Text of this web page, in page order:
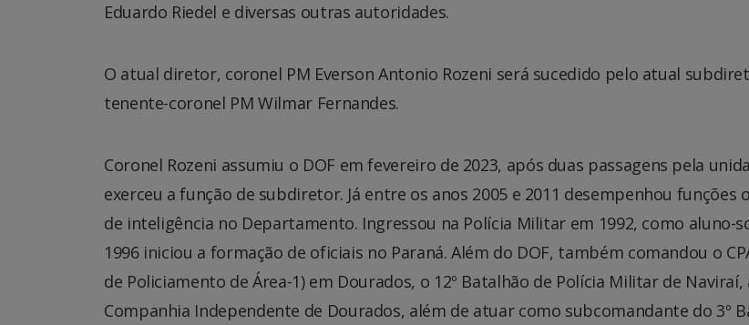
Eduardo Riedel e diversas outras autoridades.
O atual diretor, coronel PM Everson Antonio Rozeni será sucedido pelo atual
tenente-coronel PM Wilmar Fernandes.
Coronel Rozeni assumiu o DOF em fevereiro de 2023, após duas passagens pela
exerceu a função de subdiretor. Já entre os anos 2005 e 2011 desempenhou funções
de inteligência no Departamento. Ingressou na Polícia Militar em 1992, como aluno-
1996 iniciou a formação de oficiais no Paraná. Além do DOF, também comandou o
de Policiamento de Área-1) em Dourados, o 12º Batalhão de Polícia Militar de Naviraí,
Companhia Independente de Dourados, além de atuar como subcomandante do 3º